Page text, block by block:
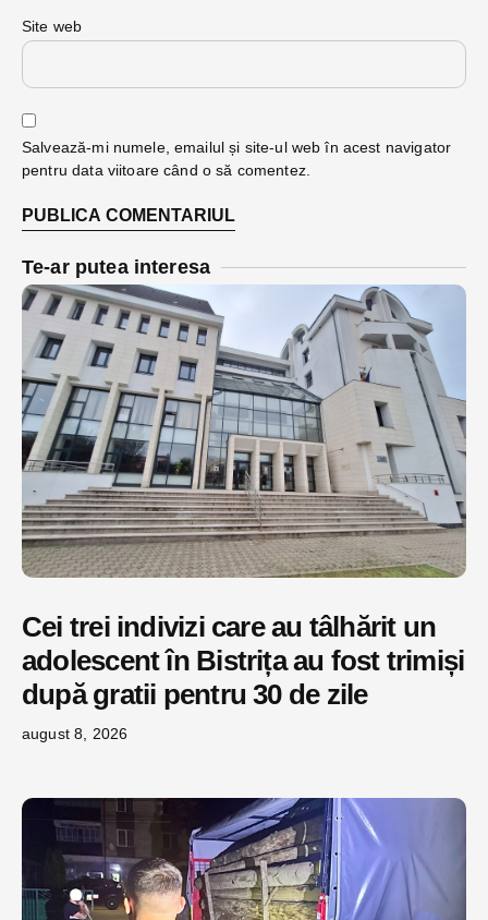
Site web
Salvează-mi numele, emailul și site-ul web în acest navigator
pentru data viitoare când o să comentez.
Te-ar putea interesa
Cei trei indivizi care au tâlhărit un
adolescent în Bistrița au fost trimiși
după gratii pentru 30 de zile
august 8, 2026